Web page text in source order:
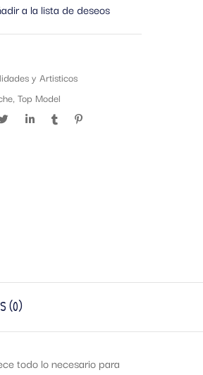
a la lista de deseos
y Artisticos
, Top Model
(0)
todo lo necesario para